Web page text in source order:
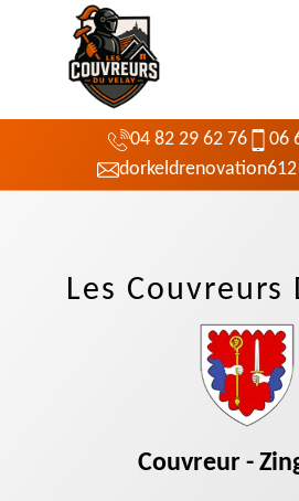
04 82 29 62 76
06
Les Couvreurs
Couvreur -